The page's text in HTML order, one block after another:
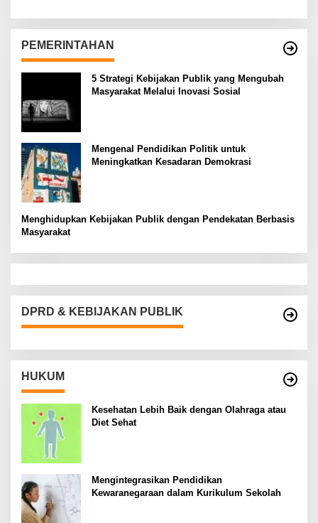
PEMERINTAHAN
5 Strategi Kebijakan Publik yang Mengubah
Masyarakat Melalui Inovasi Sosial
Mengenal Pendidikan Politik untuk
Meningkatkan Kesadaran Demokrasi
Menghidupkan Kebijakan Publik dengan Pendekatan Berbasis
Masyarakat
DPRD & KEBIJAKAN PUBLIK
HUKUM
Kesehatan Lebih Baik dengan Olahraga atau
Diet Sehat
Mengintegrasikan Pendidikan
Kewaranegaraan dalam Kurikulum Sekolah